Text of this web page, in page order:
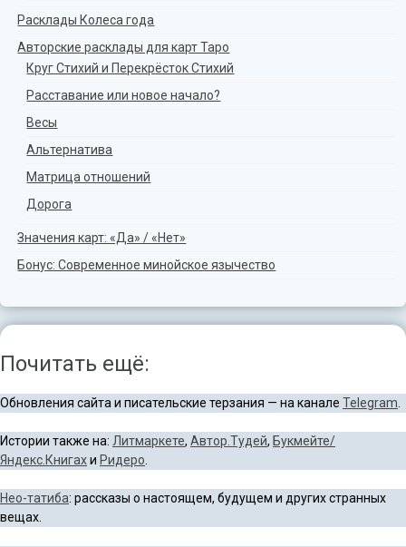
Расклады Колеса года
Авторские расклады для карт Таро
Круг Стихий и Перекрёсток Стихий
Расставание или новое начало?
Весы
Альтернатива
Матрица отношений
Дорога
Значения карт: «Да» / «Нет»
Бонус: Современное минойское язычество
Почитать ещё:
Обновления сайта и писательские терзания — на канале Telegram
Истории также на: Литмаркете, Автор.Тудей, Букмейте/
Яндекс.Книгахи Ридеро
Нео-татиба: рассказы о настоящем, будущем и других странных
вещах.